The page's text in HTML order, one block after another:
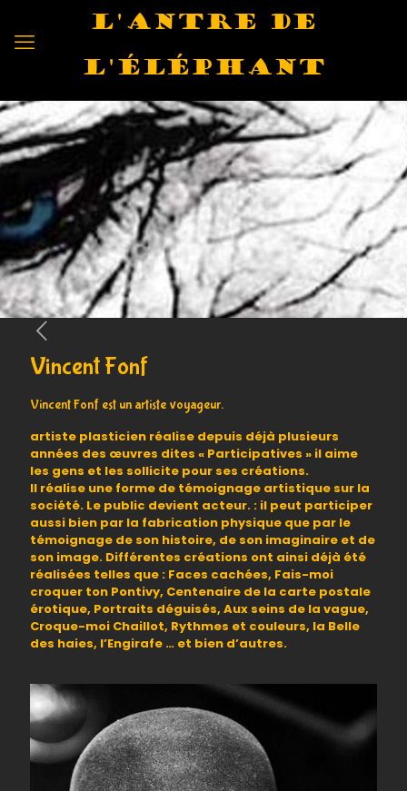
L'antre de
l'éléphant
Vincent Fonf
Vincent Fonf est un artiste voyageur.
artiste plasticien réalise depuis déjà plusieurs
années des œuvres dites « Participatives » il aime
les gens et les sollicite pour ses créations.
Il réalise une forme de témoignage artistique sur la
société. Le public devient acteur. : il peut participer
aussi bien par la fabrication physique que par le
témoignage de son histoire, de son imaginaire et de
son image. Différentes créations ont ainsi déjà été
réalisées telles que : Faces cachées, Fais-moi
croquer ton Pontivy, Centenaire de la carte postale
érotique, Portraits déguisés, Aux seins de la vague,
Croque-moi Chaillot, Rythmes et couleurs, la Belle
des haies, l’Engirafe … et bien d’autres.